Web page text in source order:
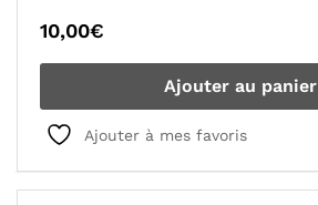
10,00€
Ajouter au panier
Ajouter à mes favoris